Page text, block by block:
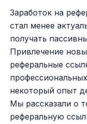
Заработок на
стал менее
получать
Привлечение
реферальные
некоторый опыт
Мы рассказали о
реферальную